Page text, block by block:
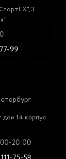
3
99
дом 14 корпус
20:00